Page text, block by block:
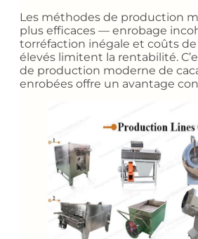
Les méthodes de production
plus efficaces — enrobage
torréfaction inégale et coûts
élevés limitent la rentabilité.
de production moderne de
enrobées offre un avantage